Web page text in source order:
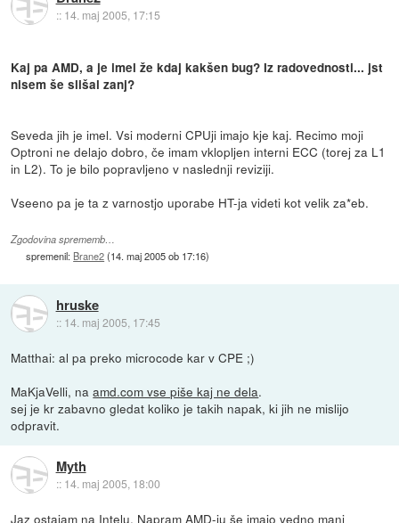
:: 14. maj 2005, 17:15
Kaj pa AMD, a je imel že kdaj kakšen bug? Iz radovednosti... jst
nisem še slišal zanj?
Seveda jih je imel. Vsi moderni CPUji imajo kje kaj. Recimo moji
Optroni ne delajo dobro, če imam vklopljen interni ECC (torej za L1
in L2). To je bilo popravljeno v naslednji reviziji.
Vseeno pa je ta z varnostjo uporabe HT-ja videti kot velik za*eb.
Zgodovina sprememb…
spremenil: Brane2(14. maj 2005 ob 17:16)
hruske
:: 14. maj 2005, 17:45
Matthai: al pa preko microcode kar v CPE ;)
MaKjaVelli, naamd.com vse piše kaj ne dela.
sej je kr zabavno gledat koliko je takih napak, ki jih ne mislijo
odpravit.
Myth
:: 14. maj 2005, 18:00
Jaz ostajam na Intelu. Napram AMD-ju še imajo vedno manj